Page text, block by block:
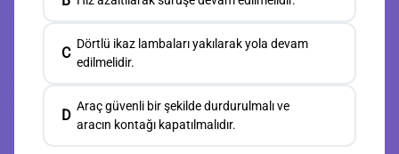
C
Dörtlü ikaz lambaları yakılarak yola devam
edilmelidir.
D
Araç güvenli bir şekilde durdurulmalı ve
aracın kontağı kapatılmalıdır.